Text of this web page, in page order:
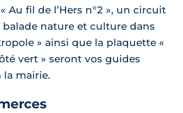
Au fil de l’Hers n°2 », un circuit
balade nature et culture dans
» ainsi que la plaquette «
vert » seront vos guides
la mairie.